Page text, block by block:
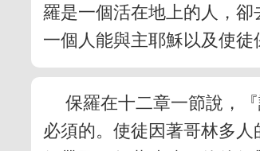
羅是一個活在地上的人，
一個人能與主耶穌以及使
保羅在十二章一節說，
必須的。使徒因著哥林多